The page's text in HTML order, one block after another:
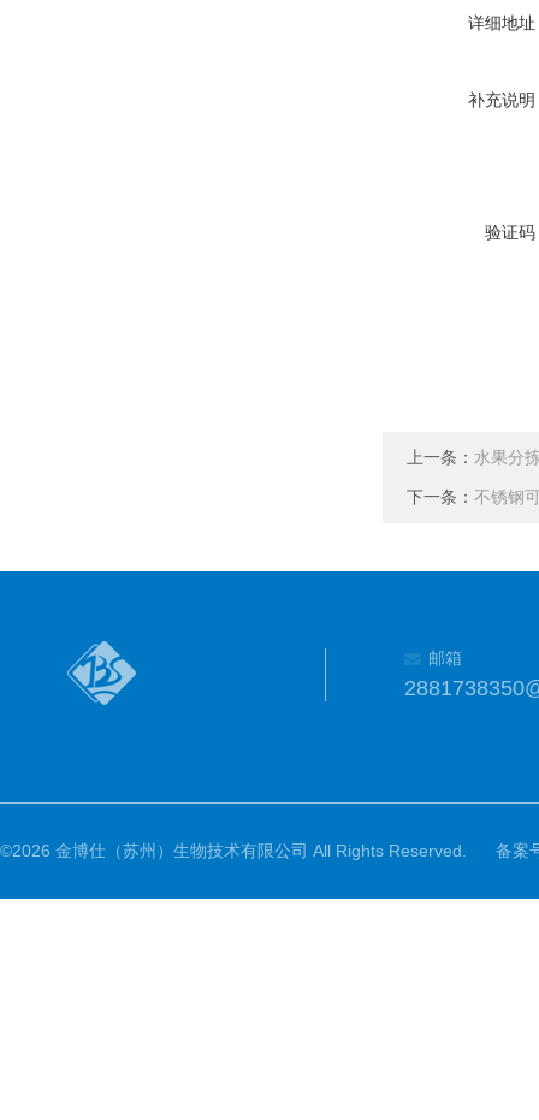
详细地址
补充说明
验证码
上一条： 水果分
下一条： 不锈钢
邮箱
©2026 金博仕（苏州）生物技术有限公司 All Rights Reserved. 备案